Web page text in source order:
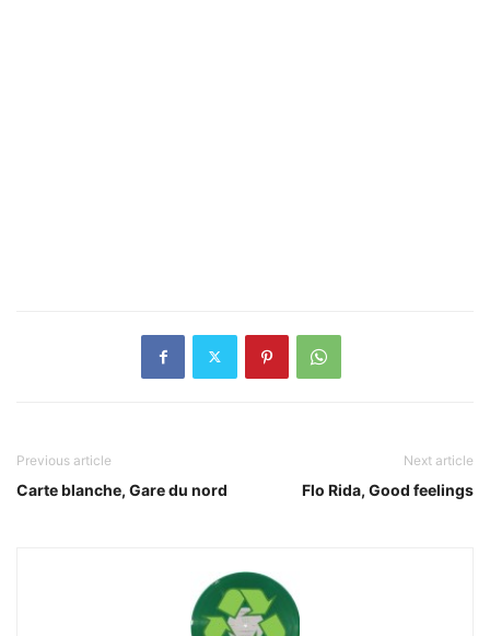
Previous article
Carte blanche, Gare du nord
Next article
Flo Rida, Good feelings